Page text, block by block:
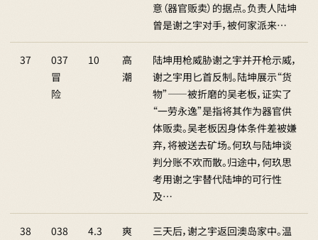
意（器官贩卖）的据点。负责人陆坤
曾是谢之宇对手，被何家派来…
37
037
冒
险
10
高
潮
陆坤用枪威胁谢之宇并开枪示威，
谢之宇用匕首反制。陆坤展示“货
物”——被折磨的吴老板，证实了
“一劳永逸”是指将其作为器官供
体贩卖。吴老板因身体条件差被嫌
弃，将被送去矿场。何玖与陆坤谈
判分账不欢而散。归途中，何玖思
考用谢之宇替代陆坤的可行性
及…
38
038
4.3
爽
三天后，谢之宇返回澳岛家中。温